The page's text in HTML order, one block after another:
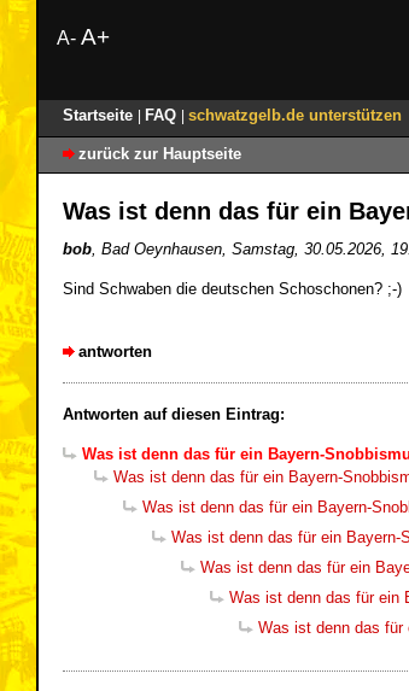
A- A+
Startseite FAQ schwatzgelb.de unterstützen
zurück zur Hauptseite
Was ist denn das für ein
bob Bad Oeynhausen Samstag, 30.05.2026,
Sind Schwaben die deutschen Schoschonen? ;-)
antworten
Antworten auf diesen Eintrag:
Was ist denn das für ein Bayern-
Was ist denn das für ein Bayern-
Was ist denn das für ein Bayern-
Was ist denn das für ein Bayern-
Was ist denn das für ein
Was ist denn das für ein
Was ist denn das für